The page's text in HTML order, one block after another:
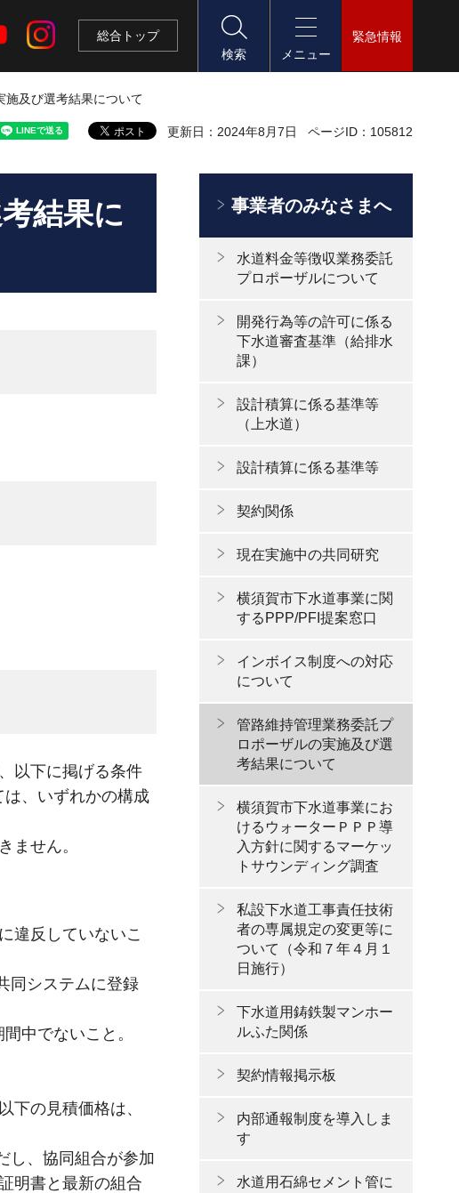
総合 トップ
検索
メニュー
緊急情報
施及び選考結果について
更新日：2024年8月7日 ページID：105812
結果に
以下に掲げる条件
、いずれかの構成
ません。
違反していないこ
同システムに登録
中でないこと。
下の見積価格は、
し、協同組合が参加
明書と最新の組合
事業者のみなさまへ
水道料金等徴収業務委託
プロポーザルについて
開発行為等の許可に係る
下水道審査基準（給排水
課）
設計積算に係る基準等
（上水道）
設計積算に係る基準等
契約関係
現在実施中の共同研究
横須賀市下水道事業に関
するPPP/PFI提案窓口
インボイス制度への対応
について
管路維持管理業務委託プ
ロポーザルの実施及び選
考結果について
横須賀市下水道事業にお
けるウォーターＰＰＰ導
入方針に関するマーケッ
トサウンディング調査
私設下水道工事責任技術
者の専属規定の変更等に
ついて（令和７年４月１
日施行）
下水道用鋳鉄製マンホー
ルふた関係
契約情報掲示板
内部通報制度を導入しま
す
水道用石綿セメント管に